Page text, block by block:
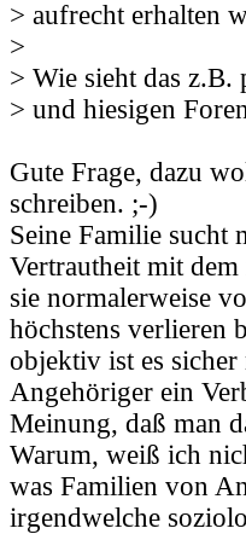
> aufrecht erhalten
>
> Wie sieht das z.B.
> und hiesigen
Gute Frage, dazu
schreiben. ;-)
Seine Familie sucht
Vertrautheit mit
sie normalerweise
höchstens verlieren
objektiv ist es
Angehöriger ein
Meinung, daß man
Warum, weiß ich
was Familien von
irgendwelche